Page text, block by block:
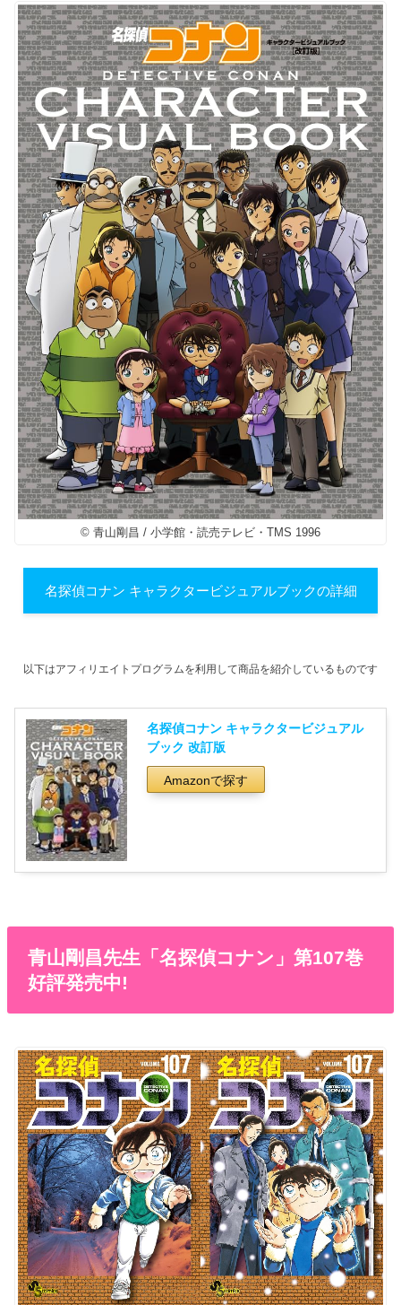
© 青山剛昌 / 小学館・読売テレビ・TMS 1996
名探偵コナン キャラクタービジュアルブックの詳細
以下はアフィリエイトプログラムを利用して商品を紹介しているものです
名探偵コナン キャラクタービジュアル
ブック 改訂版
Amazonで探す
青山剛昌先生「名探偵コナン」第107巻
好評発売中!